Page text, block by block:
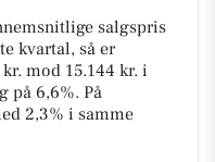
salgspris
kvartal, så er
mod 15.144 kr. i
på 6,6%. På
2,3% i samme